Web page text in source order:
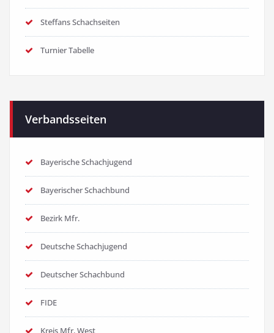
Steffans Schachseiten
Turnier Tabelle
Verbandsseiten
Bayerische Schachjugend
Bayerischer Schachbund
Bezirk Mfr.
Deutsche Schachjugend
Deutscher Schachbund
FIDE
Kreis Mfr. West